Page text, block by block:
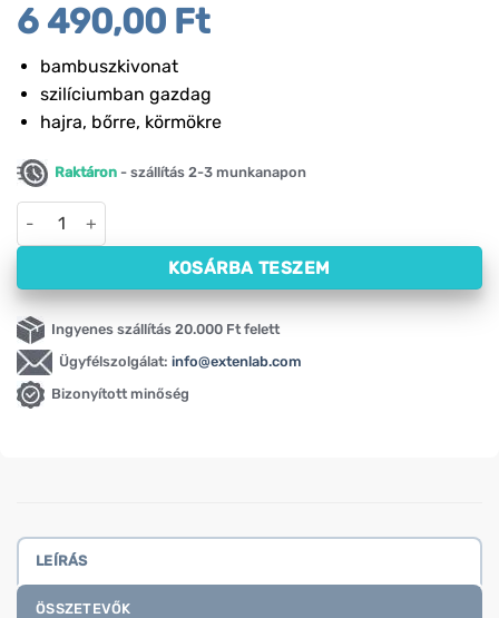
6 490,00 Ft
bambuszkivonat
szilíciumban gazdag
hajra, bőrre, körmökre
Raktáron - szállítás 2-3 munkanapon
Bambusz kivonat Swanson, 300 mg (60 kapszula) mennyiség
KOSÁRBA TESZEM
Ingyenes szállítás 20.000 Ft felett
Ügyfélszolgálat: info@extenlab.com
Bizonyított minőség
LEÍRÁS
ÖSSZETEVŐK